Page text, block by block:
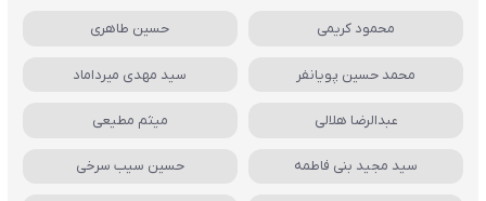
محمود کریمی حسین طاهری
محمد حسین پویانفر سید مهدی میرداماد
عبدالرضا هلالی میثم مطیعی
سید مجید بنی فاطمه حسین سیب سرخی